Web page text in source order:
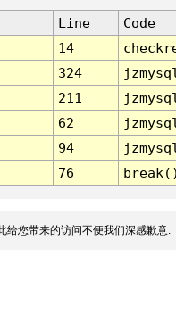
Line
Code
14
324
211
62
94
76 break()
您带来的访问不便我们深感歉意.